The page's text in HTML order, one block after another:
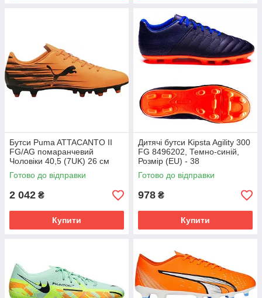
Бутси Puma ATTACANTO II
FG/AG помаранчевий
Чоловіки 40,5 (7UK) 26 см
108493-04
Готово до відправки
2 042 ₴
Купити
Дитячі бутси Kipsta Agility 300
FG 8496202, Темно-синій,
Розмір (EU) - 38
Готово до відправки
978 ₴
Купити